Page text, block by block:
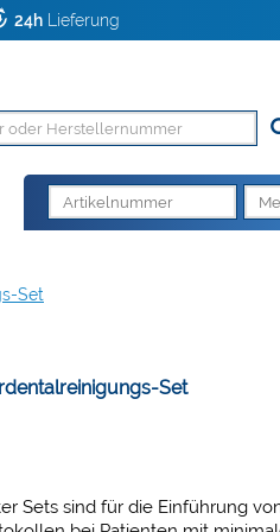
24h Lieferung
Set
Set
Sets sind für die Einführung